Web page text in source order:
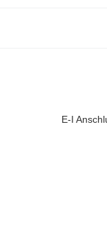
E-I